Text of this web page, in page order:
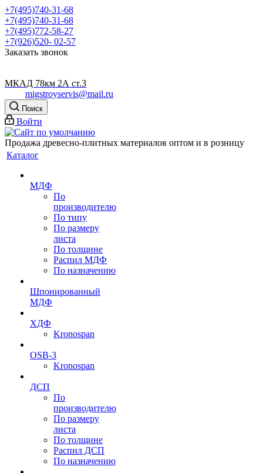
+7(495)740-31-68
+7(495)740-31-68
+7(495)772-58-27
+7(926)520- 02-57
Заказать звонок
МКАД 78км 2А ст.3
migstroyservis@mail.ru
Поиск
Войти
Продажа древесно-плитных материалов оптом и в розницу
Каталог
МДФ
По
производителю
По типу
По размеру
листа
По толщине
Распил МДФ
По назначению
Шпонированный
МДФ
ХДФ
Kronospan
OSB-3
Kronospan
ДСП
По
производителю
По размеру
листа
По толщине
Распил ДСП
По назначению